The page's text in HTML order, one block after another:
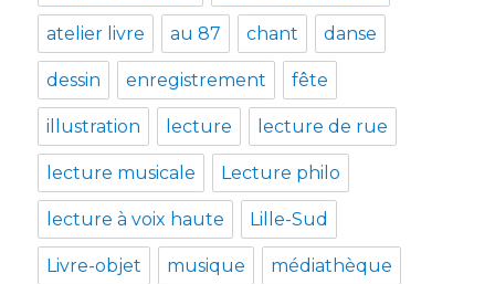
atelier livre au 87 chant danse
dessin enregistrement fête
illustration lecture lecture de rue
lecture musicale Lecture philo
lecture à voix haute Lille-Sud
Livre-objet musique médiathèque